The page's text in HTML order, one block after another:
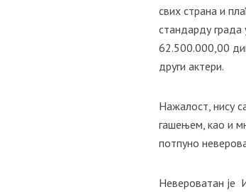
свих страна и
стандарду града
62.500.000,00
други актери.
Нажалост, нису
гашењем, као и
потпуно
Невероватан је